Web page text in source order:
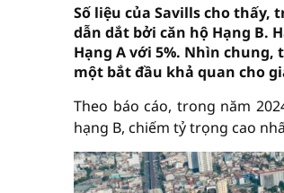
Số liệu của Savills cho thấy,
dẫn dắt bởi căn hộ Hạng B.
Hạng A với 5%. Nhìn
một bắt đầu khả quan cho
Theo báo cáo, trong năm
hạng B, chiếm tỷ trọng cao